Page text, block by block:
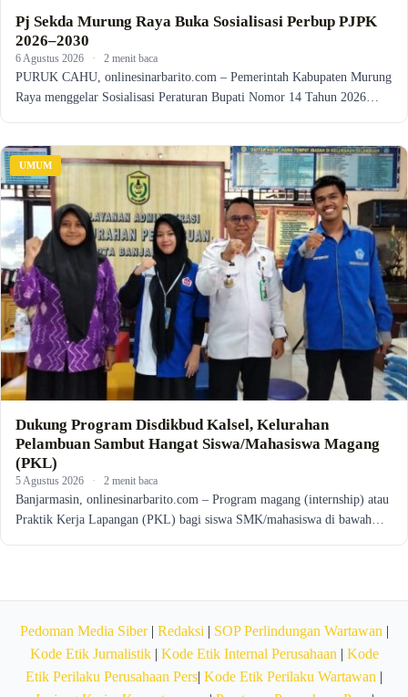
Pj Sekda Murung Raya Buka Sosialisasi Perbup PJPK
2026–2030
6 Agustus 2026 · 2 menit baca
PURUK CAHU, onlinesinarbarito.com – Pemerintah Kabupaten Murung
Raya menggelar Sosialisasi Peraturan Bupati Nomor 14 Tahun 2026…
UMUM
Dukung Program Disdikbud Kalsel, Kelurahan
Pelambuan Sambut Hangat Siswa/Mahasiswa Magang
(PKL)
5 Agustus 2026 · 2 menit baca
Banjarmasin, onlinesinarbarito.com – Program magang (internship) atau
Praktik Kerja Lapangan (PKL) bagi siswa SMK/mahasiswa di bawah…
Pedoman Media Siber| Redaksi | SOP Perlindungan Wartawan |
Kode Etik Jurnalistik| Kode Etik Internal Perusahaan | Kode
Etik Perilaku Perusahaan Pers| Kode Etik Perilaku Wartawan |